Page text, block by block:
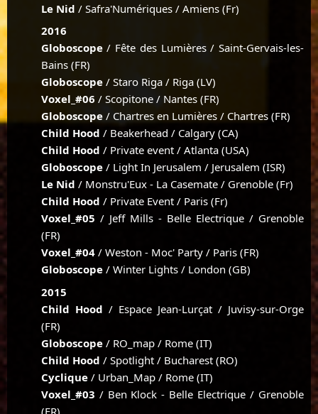
Le Nid / Safra'Numériques / Amiens (Fr)
2016
Globoscope/ Fête des Lumières / Saint-Gervais-les-
Bains (FR)
Globoscope/ Staro Riga / Riga (LV)
Voxel_#06 / Scopitone / Nantes (FR)
Globoscope / Chartres en Lumières / Chartres (FR)
Child Hood / Beakerhead / Calgary (CA)
Child Hood / Private event / Atlanta (USA)
Globoscope/ Light In Jerusalem / Jerusalem (ISR)
Le Nid / Monstru'Eux - La Casemate / Grenoble (Fr)
Child Hood / Private Event / Paris (Fr)
Voxel_#05 / Jeff Mills - Belle Electrique / Grenoble
(FR)
Voxel_#04/ Weston - Moc' Party / Paris (FR)
Globoscope/ Winter Lights / London (GB)
2015
Child Hood / Espace Jean-Lurçat / Juvisy-sur-Orge
(FR)
Globoscope/ RO_map / Rome (IT)
Child Hood / Spotlight / Bucharest (RO)
Cyclique/ Urban_Map / Rome (IT)
Voxel_#03 / Ben Klock - Belle Electrique / Grenoble
(FR)